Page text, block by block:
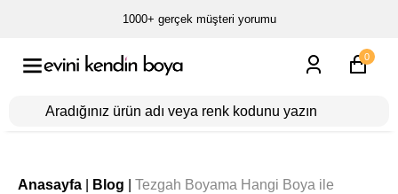
1000+ gerçek müşteri yorumu
0
Anasayfa Blog
Tezgah Boyama Hangi Boya ile